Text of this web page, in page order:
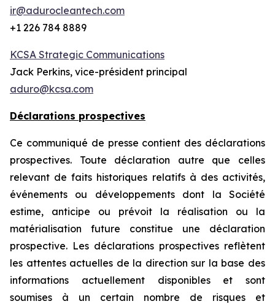
ir@adurocleantech.com
+1 226 784 8889
KCSA Strategic Communications
Jack Perkins, vice-président principal
aduro@kcsa.com
Déclarations prospectives
Ce communiqué de presse contient des déclarations
prospectives. Toute déclaration autre que celles
relevant de faits historiques relatifs à des activités,
événements ou développements dont la Société
estime, anticipe ou prévoit la réalisation ou la
matérialisation future constitue une déclaration
prospective. Les déclarations prospectives reflètent
les attentes actuelles de la direction sur la base des
informations actuellement disponibles et sont
soumises à un certain nombre de risques et